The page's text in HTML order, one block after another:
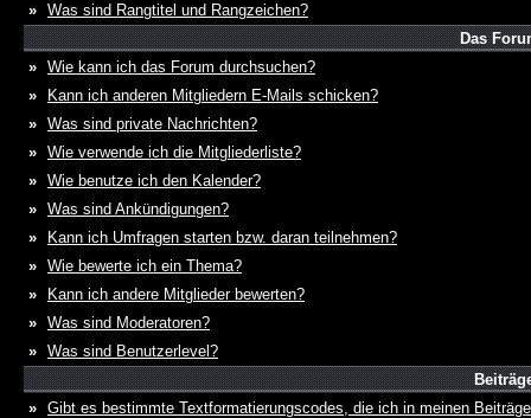
» Was sind Rangtitel und Rangzeichen?
Das
» Wie kann ich das Forum durchsuchen?
»
Kann ich anderen Mitgliedern E-Mails schicken?
» Was sind private Nachrichten?
» Wie verwende ich die Mitgliederliste?
» Wie benutze ich den Kalender?
» Was sind Ankündigungen?
»
Kann ich Umfragen starten bzw. daran teilnehmen?
» Wie bewerte ich ein Thema?
»
Kann ich andere Mitglieder bewerten?
» Was sind Moderatoren?
» Was sind Benutzerlevel?
» Gibt es bestimmte Textformatierungscodes, die ich in meinen